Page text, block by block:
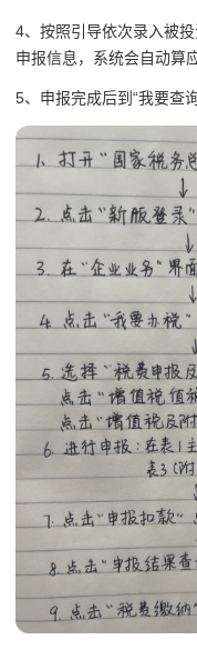
4、按照引导依次录入被
申报信息，系统会自动算
5、申报完成后到“我要查